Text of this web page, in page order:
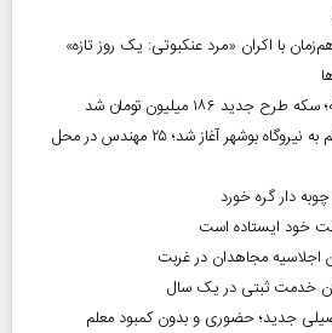
با اکران «مرد عنکبوتی: یک روز تازه»
۱۸۶ میلیون تومان شد
بازگشت متخصصان روس‌اتم به نیروگاه بوشهر آغاز شد؛ ۲۵ مهندس در محل
خود ایستاده است
مجاهدان در غربت
جدید؛ حضوری و بدون کمبود معلم